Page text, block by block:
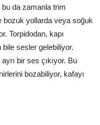
bu da zamanla trim
bozuk yollarda veya soğuk
Torpidodan, kapı
sesler gelebiliyor.
bir ses çıkıyor. Bu
bozabiliyor, kafayı